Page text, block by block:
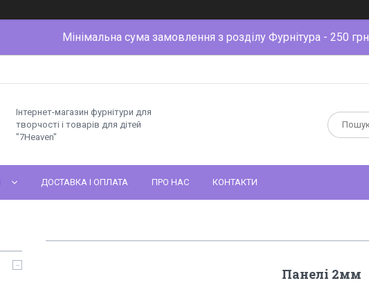
Мінімальна сума замовлення з розділу Фурнітура - 250 грн
Інтернет-магазин фурнітури для
творчості і товарів для дітей
"7Heaven"
ДОСТАВКА І ОПЛАТА ПРО НАС КОНТАКТИ
Панелі 2мм